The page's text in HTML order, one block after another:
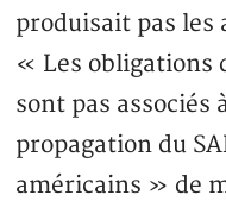
produisait pas les
« Les obligations
sont pas associés
propagation du
américains » de